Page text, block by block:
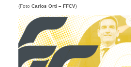
(Foto Carlos Ortí – FFCV)